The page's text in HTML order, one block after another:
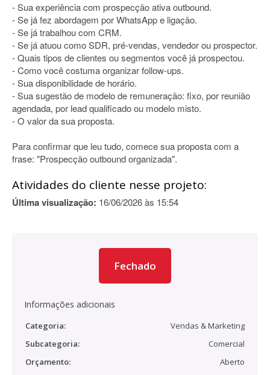
- Sua experiência com prospecção ativa outbound.
- Se já fez abordagem por WhatsApp e ligação.
- Se já trabalhou com CRM.
- Se já atuou como SDR, pré-vendas, vendedor ou prospector.
- Quais tipos de clientes ou segmentos você já prospectou.
- Como você costuma organizar follow-ups.
- Sua disponibilidade de horário.
- Sua sugestão de modelo de remuneração: fixo, por reunião
agendada, por lead qualificado ou modelo misto.
- O valor da sua proposta.
Para confirmar que leu tudo, comece sua proposta com a
frase: "Prospecção outbound organizada".
Atividades do cliente nesse projeto:
Última visualização: 16/06/2026 às 15:54
Fechado
Informações adicionais
Categoria:
Vendas & Marketing
Subcategoria:
Comercial
Orçamento:
Aberto